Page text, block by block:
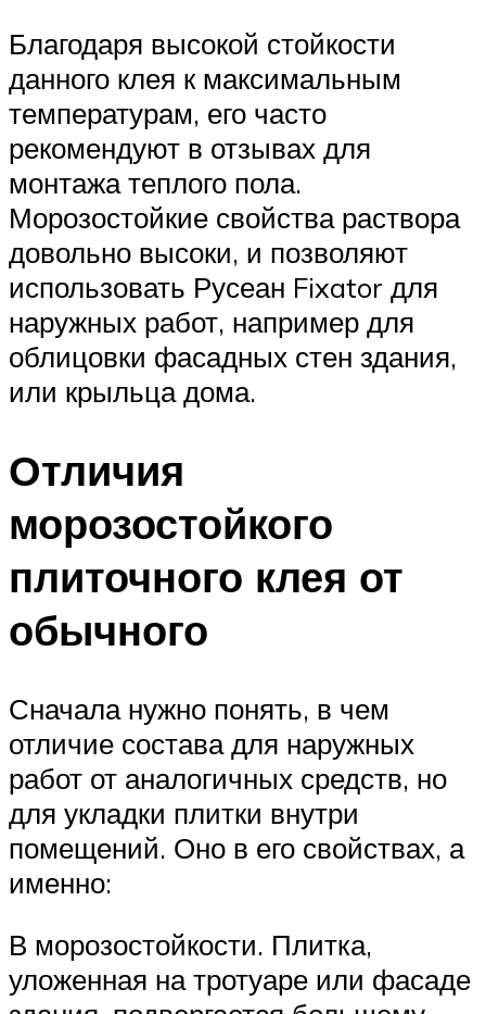
Благодаря высокой стойкости
данного клея к максимальным
температурам, его часто
рекомендуют в отзывах для
монтажа теплого пола.
Морозостойкие свойства раствора
довольно высоки, и позволяют
использовать Русеан Fixator для
наружных работ, например для
облицовки фасадных стен здания,
или крыльца дома.
Отличия
морозостойкого
плиточного клея от
обычного
Сначала нужно понять, в чем
отличие состава для наружных
работ от аналогичных средств, но
для укладки плитки внутри
помещений. Оно в его свойствах, а
именно:
В морозостойкости. Плитка,
уложенная на тротуаре или фасаде